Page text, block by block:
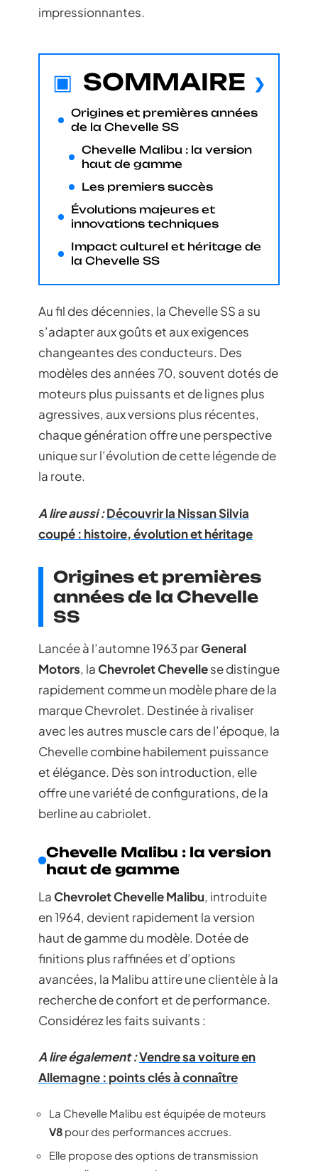
impressionnantes.
SOMMAIRE
Origines et premières années
de la Chevelle SS
Chevelle Malibu : la version
haut de gamme
Les premiers succès
Évolutions majeures et
innovations techniques
Impact culturel et héritage de
la Chevelle SS
Au fil des décennies, la Chevelle SS a su
s’adapter aux goûts et aux exigences
changeantes des conducteurs. Des
modèles des années 70, souvent dotés de
moteurs plus puissants et de lignes plus
agressives, aux versions plus récentes,
chaque génération offre une perspective
unique sur l’évolution de cette légende de
la route.
A lire aussi :Découvrir la Nissan Silvia
coupé : histoire, évolution et héritage
Origines et premières
années de la Chevelle
SS
Lancée à l’automne 1963 parGeneral
Motors, laChevrolet Chevellese distingue
rapidement comme un modèle phare de la
marque Chevrolet. Destinée à rivaliser
avec les autres muscle cars de l’époque, la
Chevelle combine habilement puissance
et élégance. Dès son introduction, elle
offre une variété de configurations, de la
berline au cabriolet.
Chevelle Malibu : la version
haut de gamme
LaChevrolet Chevelle Malibu, introduite
en 1964, devient rapidement la version
haut de gamme du modèle. Dotée de
finitions plus raffinées et d’options
avancées, la Malibu attire une clientèle à la
recherche de confort et de performance.
Considérez les faits suivants :
A lire également :Vendre sa voiture en
Allemagne : points clés à connaître
La Chevelle Malibu est équipée de moteurs
V8 pour des performances accrues.
Elle propose des options de transmission